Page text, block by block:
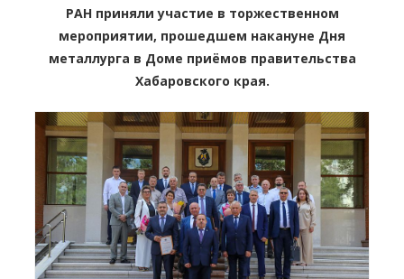
РАН приняли участие в торжественном
мероприятии, прошедшем накануне Дня
металлурга в Доме приёмов правительства
Хабаровского края.